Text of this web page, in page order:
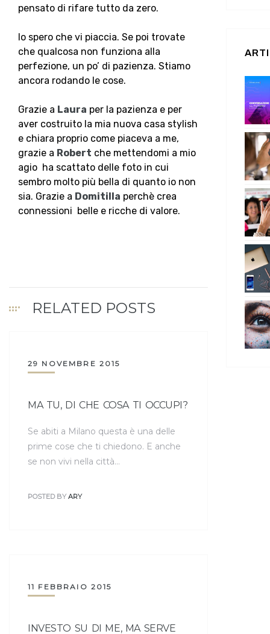
pensato di rifare tutto da zero.
Io spero che vi piaccia. Se poi trovate
che qualcosa non funziona alla
perfezione, un po’ di pazienza. Stiamo
ancora rodando le cose.
Grazie a Laura per la pazienza e per
aver costruito la mia nuova casa stylish
e chiara proprio come piaceva a me,
grazie a Robert che mettendomi a mio
agio ha scattato delle foto in cui
sembro molto più bella di quanto io non
sia. Grazie a Domitilla perchè crea
connessioni belle e ricche di valore.
RELATED POSTS
29 NOVEMBRE 2015
MA TU, DI CHE COSA TI OCCUPI?
Se abiti a Milano questa è una delle
prime cose che ti chiedono. E anche
se non vivi nella città…
POSTED BY ARY
11 FEBBRAIO 2015
INVESTO SU DI ME, MA SERVE